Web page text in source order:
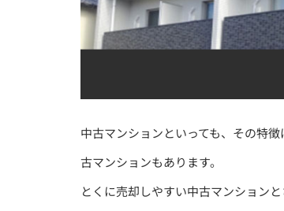
中古マンションといっても、その特
古マンションもあります。
とくに売却しやすい中古マンション